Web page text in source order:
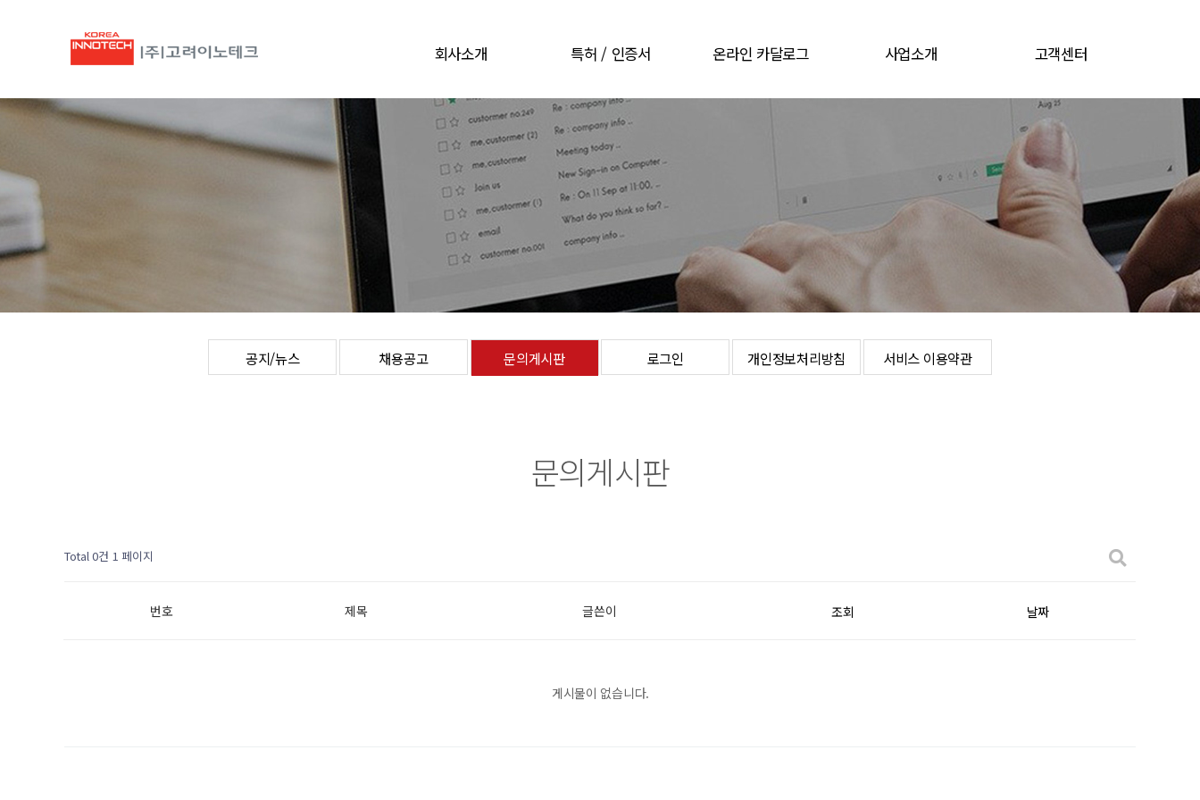
회사소개
CEO 인사말
회사개요
회사연혁
오시는길
특허 / 인증서
특허 / 인증서
온라인 카달로그
온라인 카달로그
사업소개
전지소재
고객센터
공지/뉴스
채용공고
문의게시판
로그인
개인정보처리방침
서비스 이용약관
공지/뉴스 채용공고 문의게시판 로그인 개인정보처리방침 서비스 이용약관
문의게시판
Total 0건 1 페이지
번호 제목 글쓴이 조회 날짜
게시물이 없습니다.